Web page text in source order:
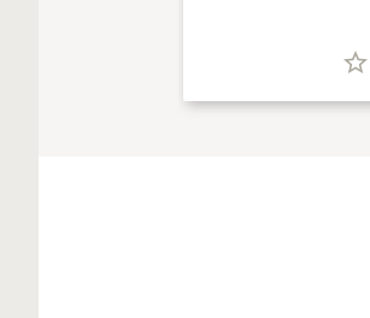
star_border